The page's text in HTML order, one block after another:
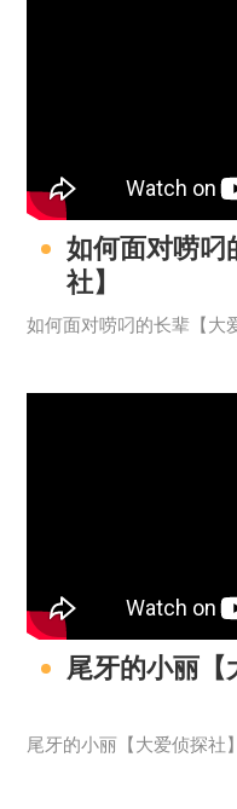
如何面对唠叼
社】
如何面对唠叼的长辈【大
尾牙的小丽【
尾牙的小丽【大爱侦探社】